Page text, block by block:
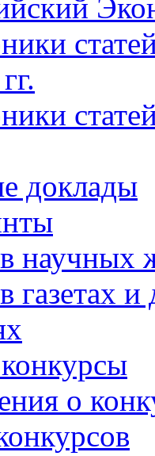
доклады
научных
газетах
о